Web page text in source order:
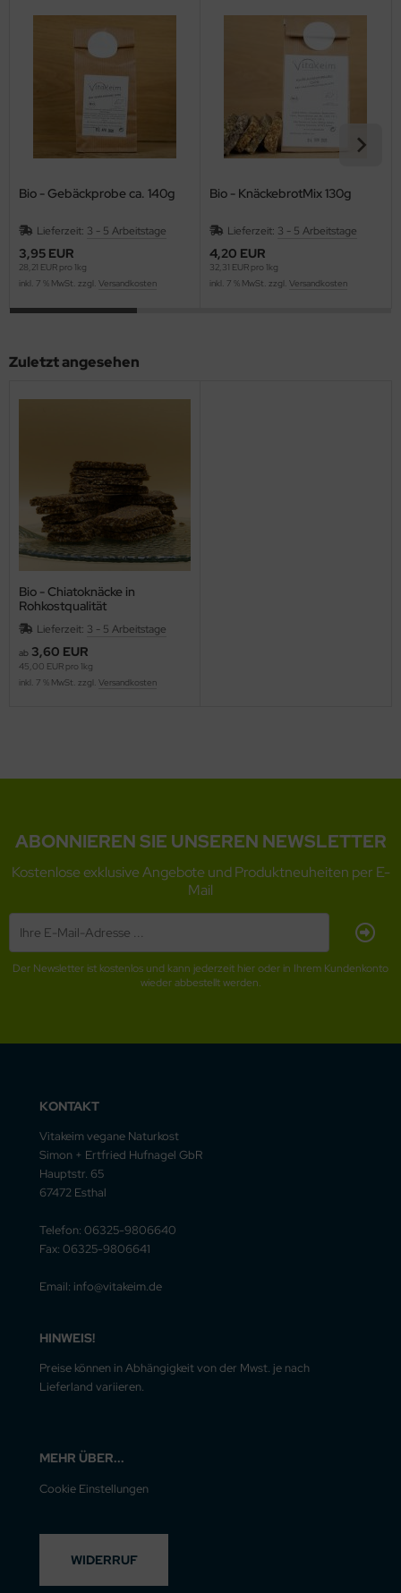
Bio - Gebäckprobe ca. 140g
Lieferzeit: 3 - 5 Arbeitstage
3,95 EUR
28,21 EUR pro 1kg
inkl. 7 % MwSt. zzgl. Versandkosten
Bio - KnäckebrotMix 130g
Lieferzeit: 3 - 5 Arbeitstage
4,20 EUR
32,31 EUR pro 1kg
inkl. 7 % MwSt. zzgl. Versandkosten
Zuletzt angesehen
Bio - Chiatoknäcke in
Rohkostqualität
Lieferzeit: 3 - 5 Arbeitstage
ab 3,60 EUR
45,00 EUR pro 1kg
inkl. 7 % MwSt. zzgl. Versandkosten
ABONNIEREN SIE UNSEREN NEWSLETTER
Kostenlose exklusive Angebote und Produktneuheiten per E-
Mail
Der Newsletter ist kostenlos und kann jederzeit hier oder in Ihrem Kundenkonto
wieder abbestellt werden.
KONTAKT
Vitakeim vegane Naturkost
Simon + Ertfried Hufnagel GbR
Hauptstr. 65
67472 Esthal
Telefon: 06325-9806640
Fax: 06325-9806641
Email: info@vitakeim.de
HINWEIS!
Preise können in Abhängigkeit von der Mwst. je nach
Lieferland variieren.
MEHR ÜBER...
Cookie Einstellungen
WIDERRUF